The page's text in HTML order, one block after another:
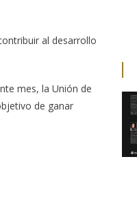
al desarrollo
mes, la Unión de
de ganar